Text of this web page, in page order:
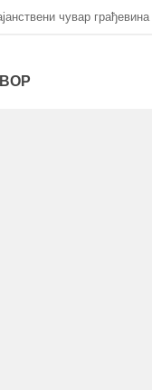
чувар грађевина